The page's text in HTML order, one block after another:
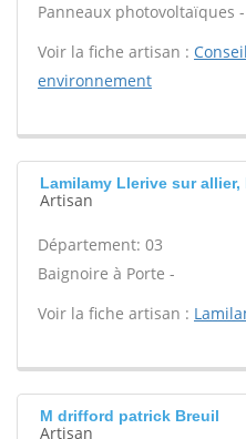
Panneaux photovoltaïques -
Voir la fiche artisan :
environnement
Lamilamy Llerive sur
Artisan
Département: 03
Baignoire à Porte -
Voir la fiche artisan :
M drifford patrick Breuil
Artisan